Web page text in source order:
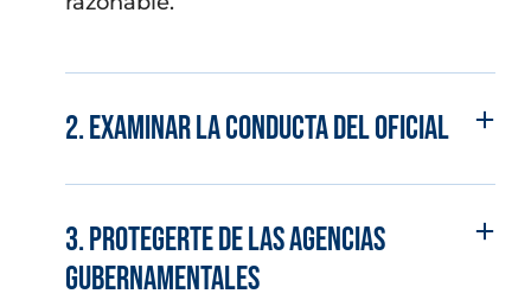
2. Examinar la conducta del oficial
3. Protegerte de las agencias
gubernamentales